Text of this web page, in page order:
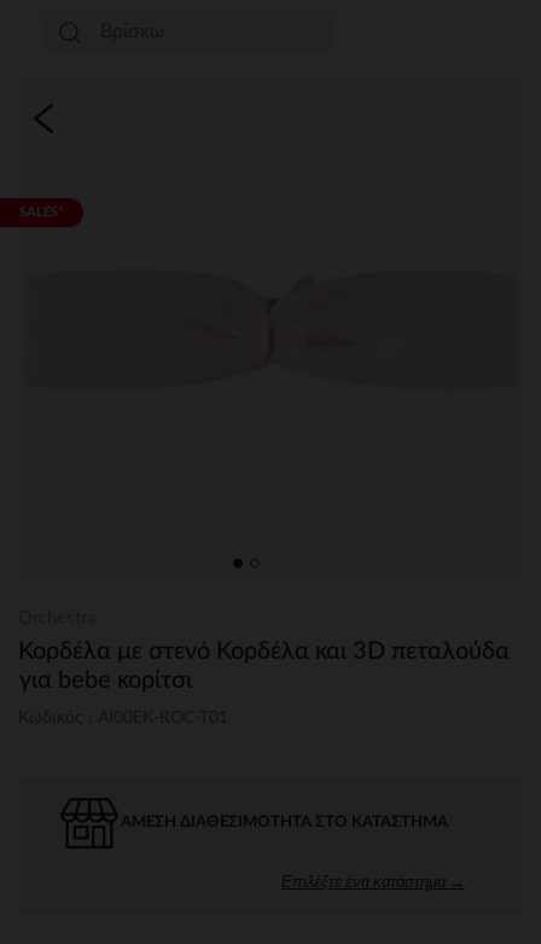
SALES*
Κορδέλα με στενό Κορδέλα και 3D πεταλούδα
για bebe κορίτσι
ΆΜΕΣΗ ΔΙΑΘΕΣΙΜΌΤΗΤΑ ΣΤΟ ΚΑΤΆΣΤΗΜΑ
Επιλέξτε ένα κατάστημα →